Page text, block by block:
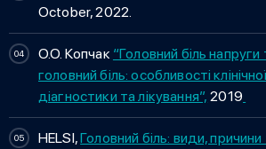
October, 2022.
О.О. Копчак “Головний біль
головний біль: особливості
діагностики та лікування”, 2019
HELSI,Головний біль: види,